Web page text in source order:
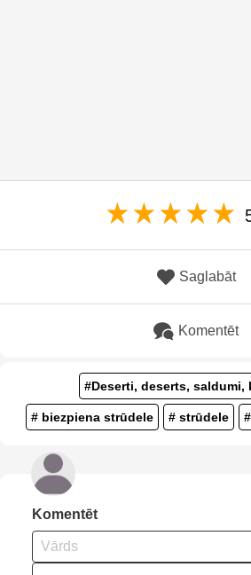
Saglabāt
Komentēt
#Deserti, deserts, saldumi,
# biezpiena strūdele # strūdele
Komentēt